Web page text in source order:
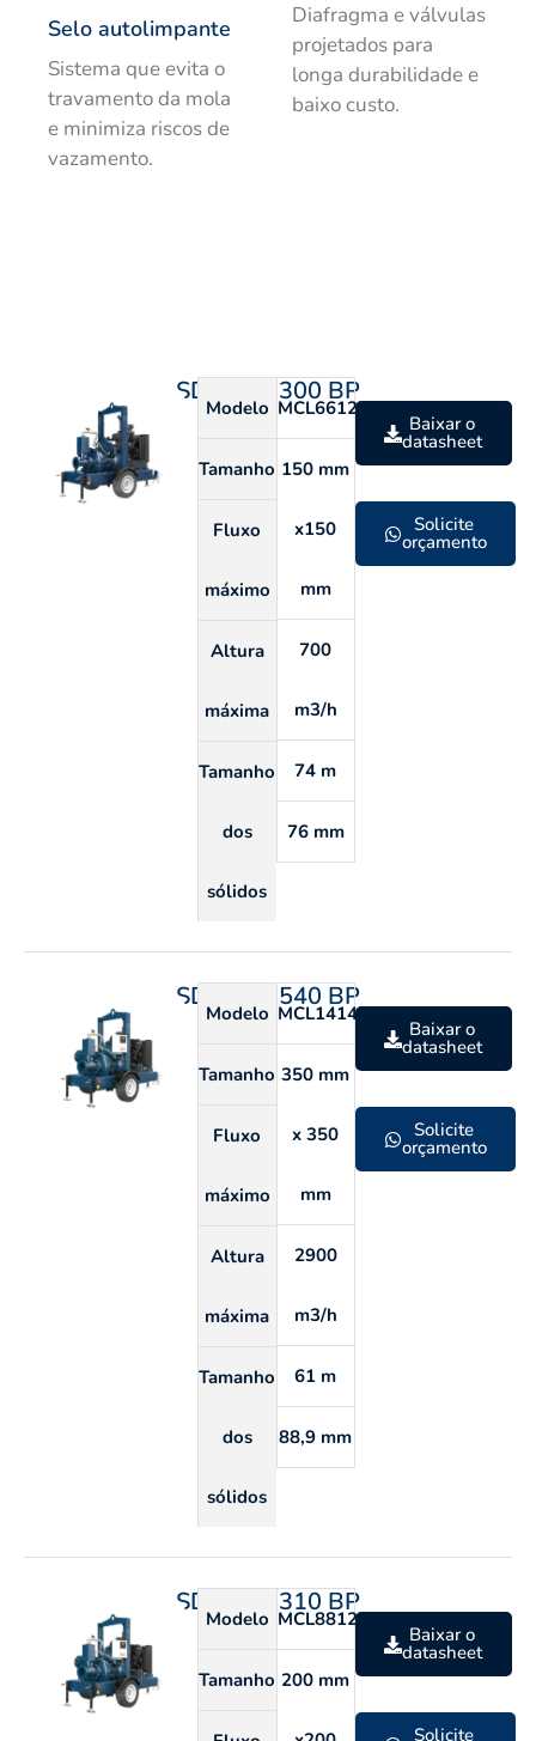
Selo autolimpante
Sistema que evita o
travamento da mola
e minimiza riscos de
vazamento.
Diafragma e válvulas
projetados para
longa durabilidade e
baixo custo.
SDP 150 300 BP
Modelo
Tamanho
Fluxo
máximo
Altura
máxima
Tamanho
dos
sólidos
MCL6612S
150 mm
x150
mm
700
m3/h
74 m
76 mm
Baixar o
datasheet
Solicite
orçamento
SDP 350 540 BP
Modelo
Tamanho
Fluxo
máximo
Altura
máxima
Tamanho
dos
sólidos
MCL141424
350 mm
x 350
mm
2900
m3/h
61 m
88,9 mm
Baixar o
datasheet
Solicite
orçamento
SDP 200 310 BP
Modelo
Tamanho
MCL8812S
200 mm
Baixar o
datasheet
Solicite